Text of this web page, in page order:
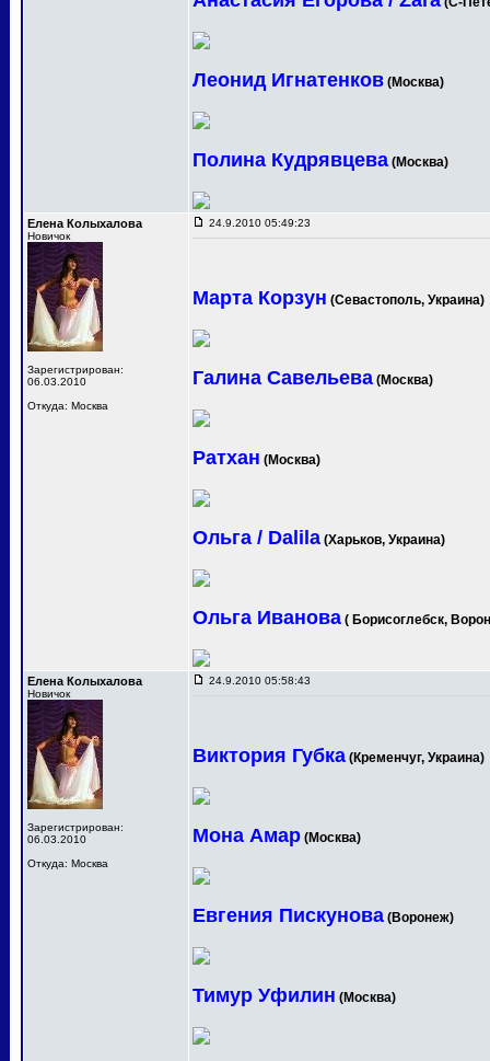
Леонид Игнатенков (Москва)
Полина Кудрявцева (Москва)
Елена Колыхалова
Новичок
Зарегистрирован:
06.03.2010
Откуда: Москва
24.9.2010 05:49:23
Марта Корзун (Севастополь, Украина)
Галина Савельева (Москва)
Ратхан (Москва)
Ольга / Dalila (Харьков, Украина)
Ольга Иванова ( Борисоглебск,
Елена Колыхалова
Новичок
Зарегистрирован:
06.03.2010
Откуда: Москва
24.9.2010 05:58:43
Виктория Губка (Кременчуг, Украина)
Мона Амар (Москва)
Евгения Пискунова (Воронеж)
Тимур Уфилин (Москва)